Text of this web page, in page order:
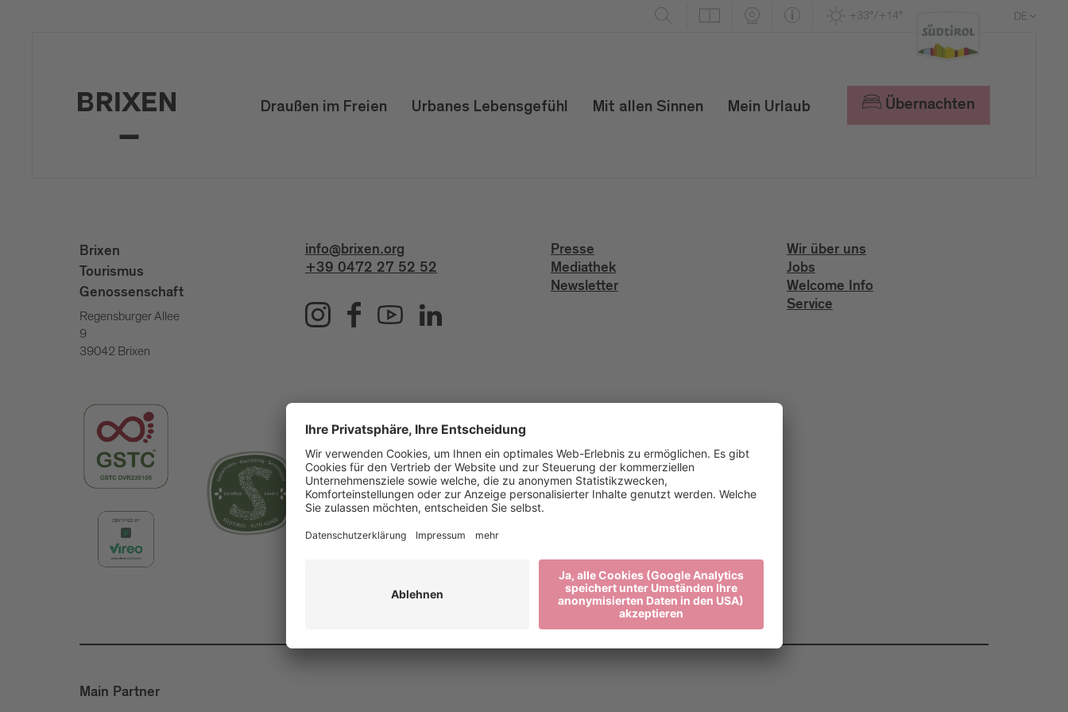
+33°/+14° DE
Draußen im Freien Urbanes Lebensgefühl Mit allen Sinnen Mein Urlaub Übernachten
Brixen
Tourismus
Genossenschaft
Regensburger Allee
9
39042 Brixen
info@brixen.org
+39 0472 27 52 52
Presse
Mediathek
Newsletter
Wir über uns
Jobs
Welcome Info
Service
Main Partner